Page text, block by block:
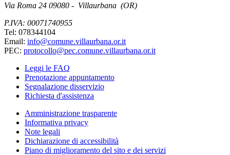
Via Roma 24 09080 - Villaurbana (OR)
P.IVA: 00071740955
Tel: 078344104
Email: info@comune.villaurbana.or.it
PEC: protocollo@pec.comune.villaurbana.or.it
Leggi le FAQ
Prenotazione appuntamento
Segnalazione disservizio
Richiesta d'assistenza
Amministrazione trasparente
Informativa privacy
Note legali
Dichiarazione di accessibilità
Piano di miglioramento del sito e dei servizi